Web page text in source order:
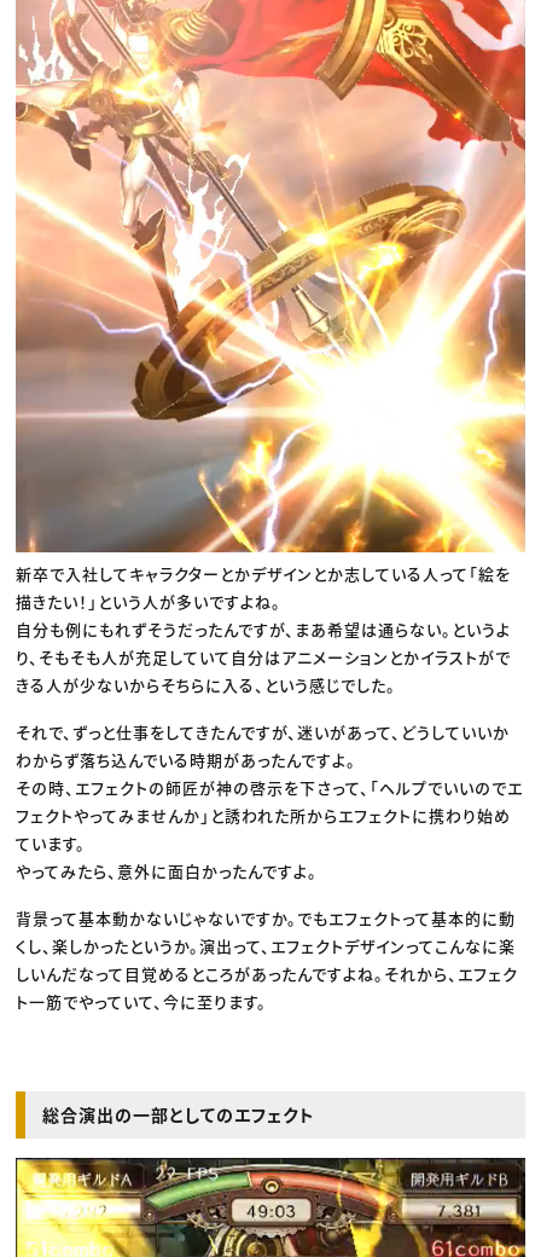
新卒で入社してキャラクターとかデザインとか志している人って「絵を
描きたい！」という人が多いですよね。
自分も例にもれずそうだったんですが、まあ希望は通らない。というよ
り、そもそも人が充足していて自分はアニメーションとかイラストがで
きる人が少ないからそちらに入る、という感じでした。
それで、ずっと仕事をしてきたんですが、迷いがあって、どうしていいか
わからず落ち込んでいる時期があったんですよ。
その時、エフェクトの師匠が神の啓示を下さって、「ヘルプでいいのでエ
フェクトやってみませんか」と誘われた所からエフェクトに携わり始め
ています。
やってみたら、意外に面白かったんですよ。
背景って基本動かないじゃないですか。でもエフェクトって基本的に動
くし、楽しかったというか。演出って、エフェクトデザインってこんなに楽
しいんだなって目覚めるところがあったんですよね。それから、エフェク
ト一筋でやっていて、今に至ります。
総合演出の一部としてのエフェクト